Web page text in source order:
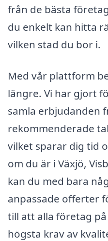
från de bästa
du enkelt kan hitta
vilken stad du bor i.
Med vår plattform
längre. Vi har gjort
samla erbjudanden
rekommenderade
vilket sparar dig tid
om du är i Växjö,
kan du med bara
anpassade offerter
till att alla företag
högsta krav av